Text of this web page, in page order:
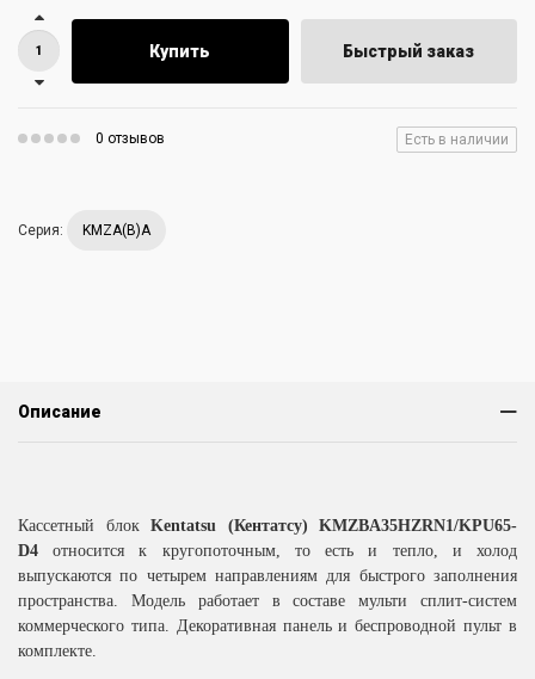
Купить Быстрый заказ
0 отзывов Есть в наличии
Серия: KMZA(B)A
Описание
Кассетный блок Kentatsu (Кентатсу) KMZBA35HZRN1/KPU65-
D4
относится к кругопоточным, то есть и тепло, и холод
выпускаются по четырем направлениям для быстрого заполнения
пространства. Модель работает в составе мульти сплит-систем
коммерческого типа. Декоративная панель и беспроводной пульт в
комплекте.